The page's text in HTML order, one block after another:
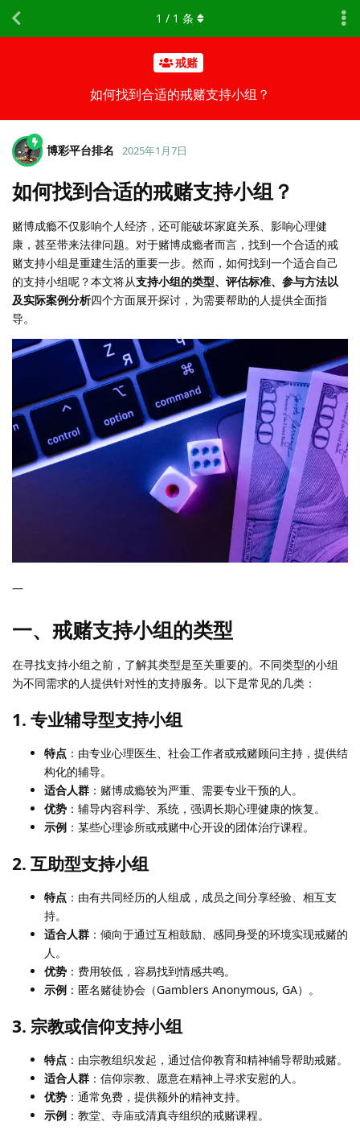
戒赌
如何找到合适的戒赌支持小组？
1 / 1 条
博彩平台排名 2025年1月7日
如何找到合适的戒赌支持小组？
赌博成瘾不仅影响个人经济，还可能破坏家庭关系、影响心理健
康，甚至带来法律问题。对于赌博成瘾者而言，找到一个合适的戒
赌支持小组是重建生活的重要一步。然而，如何找到一个适合自己
的支持小组呢？本文将从支持小组的类型、评估标准、参与方法以
及实际案例分析四个方面展开探讨，为需要帮助的人提供全面指
导。
—
一、戒赌支持小组的类型
在寻找支持小组之前，了解其类型是至关重要的。不同类型的小组
为不同需求的人提供针对性的支持服务。以下是常见的几类：
1. 专业辅导型支持小组
特点 ：由专业心理医生、社会工作者或戒赌顾问主持，提供结
构化的辅导。
适合人群 ：赌博成瘾较为严重、需要专业干预的人。
优势 ：辅导内容科学、系统，强调长期心理健康的恢复。
示例 ：某些心理诊所或戒赌中心开设的团体治疗课程。
2. 互助型支持小组
特点 ：由有共同经历的人组成，成员之间分享经验、相互支
持。
适合人群 ：倾向于通过互相鼓励、感同身受的环境实现戒赌的
人。
优势 ：费用较低，容易找到情感共鸣。
示例 ：匿名赌徒协会（Gamblers Anonymous, GA）。
3. 宗教或信仰支持小组
特点 ：由宗教组织发起，通过信仰教育和精神辅导帮助戒赌。
适合人群 ：信仰宗教、愿意在精神上寻求安慰的人。
优势 ：通常免费，提供额外的精神支持。
示例 ：教堂、寺庙或清真寺组织的戒赌课程。